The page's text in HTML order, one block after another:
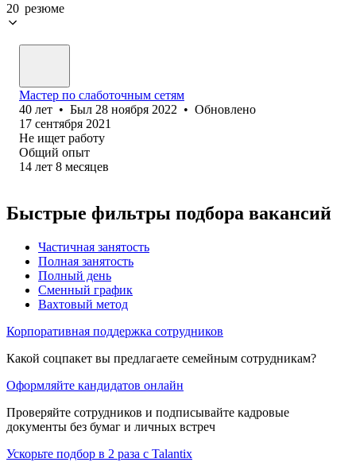
20 резюме
Мастер по слаботочным сетям
40 лет • Был 28 ноября 2022 • Обновлено
17 сентября 2021
Не ищет работу
Общий опыт
14 лет 8 месяцев
Быстрые фильтры подбора вакансий
Частичная занятость
Полная занятость
Полный день
Сменный график
Вахтовый метод
Корпоративная поддержка сотрудников
Какой соцпакет вы предлагаете семейным сотрудникам?
Оформляйте кандидатов онлайн
Проверяйте сотрудников и подписывайте кадровые
документы без бумаг и личных встреч
Ускорьте подбор в 2 раза с Talantix